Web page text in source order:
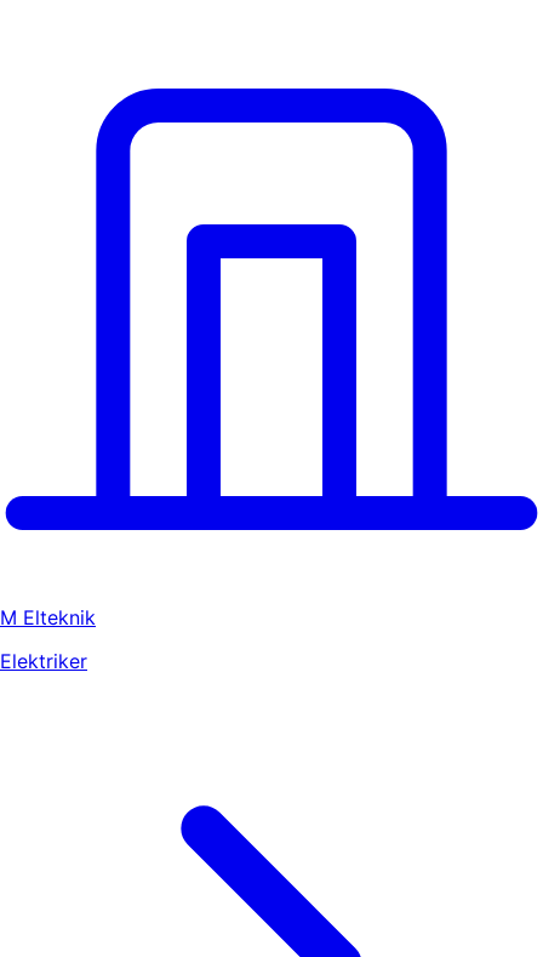
M Elteknik
Elektriker